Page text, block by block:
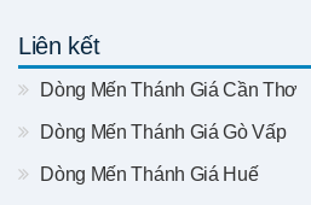
Liên kết
Dòng Mến Thánh Giá Cần Thơ
Dòng Mến Thánh Giá Gò Vấp
Dòng Mến Thánh Giá Huế